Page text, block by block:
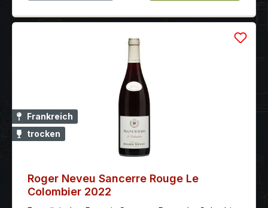
Frankreich
trocken
Roger Neveu Sancerre Rouge Le
Colombier 2022